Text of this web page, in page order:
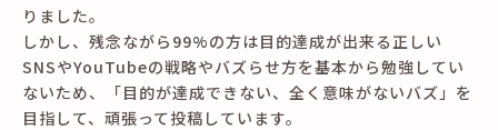
りました。
しかし、残念ながら99%の方は目的達成が出来る正しい
SNSやYouTubeの戦略やバズらせ方を基本から勉強してい
ないため、「目的が達成できない、全く意味がないバズ」を
目指して、頑張って投稿しています。